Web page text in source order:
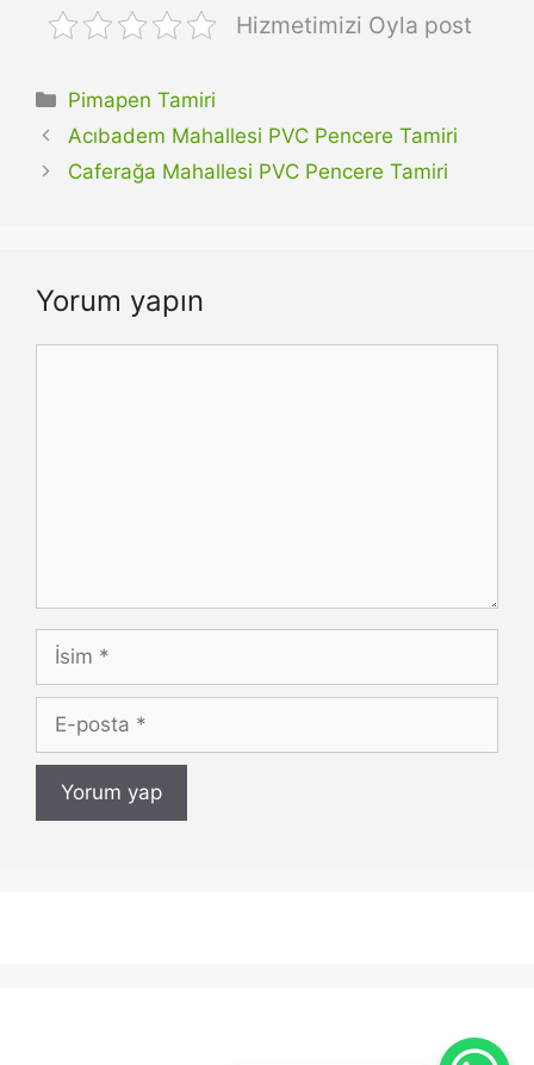
Hizmetimizi Oyla post
Kategoriler
Pimapen Tamiri
Acıbadem Mahallesi PVC Pencere Tamiri
Caferağa Mahallesi PVC Pencere Tamiri
Yorum yapın
İsim
posta